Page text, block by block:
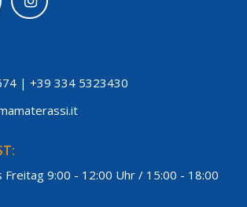
| +39 334 5323430
Freitag 9:00 - 12:00 Uhr / 15:00 - 18:00